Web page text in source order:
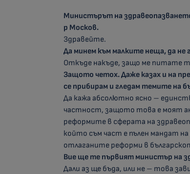
Министърът на
р Москов.
Здравейте.
Да минем към малките неща, да не
Откъде накъде, защо ме питате
Защото четох. Даже казах и на
се прибирам и гледам темите на
Да кажа абсолютно ясно –
частност, защото това е моят
реформите в сферата на
който съм част е пълен мандат
отлаганите реформи в
Вие ще те първият министър на
Дали аз ще бъда, или не – това